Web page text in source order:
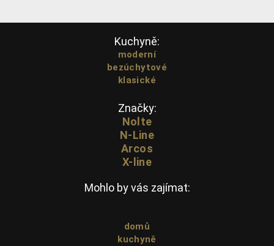
Kuchyně:
moderní
bezúchytové
klasické
Značky:
Nolte
N-Line
Arcos
X-line
Mohlo by vás zajímat:
domů
kuchyně